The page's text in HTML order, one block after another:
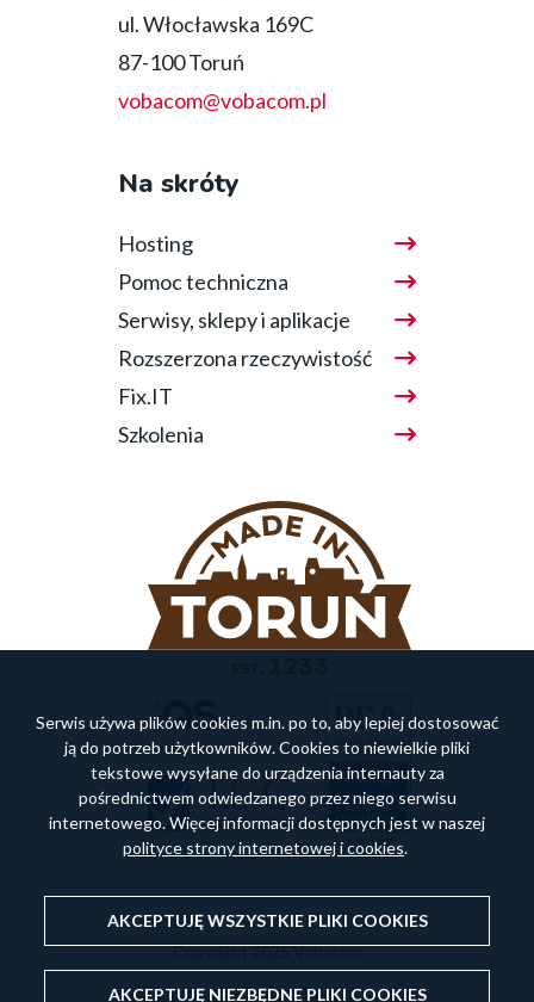
ul. Włocławska 169C
87-100 Toruń
vobacom@vobacom.pl
Na skróty
Hosting
Pomoc techniczna
Serwisy, sklepy i aplikacje
Rozszerzona rzeczywistość
Fix.IT
Szkolenia
Copyright 2025 Vobacom
Serwis używa plików cookies m.in. po to, aby lepiej dostosować
ją do potrzeb użytkowników. Cookies to niewielkie pliki
tekstowe wysyłane do urządzenia internauty za
pośrednictwem odwiedzanego przez niego serwisu
internetowego. Więcej informacji dostępnych jest w naszej
polityce strony internetowej i cookies.
AKCEPTUJĘ WSZYSTKIE PLIKI COOKIES
AKCEPTUJĘ NIEZBĘDNE PLIKI COOKIES